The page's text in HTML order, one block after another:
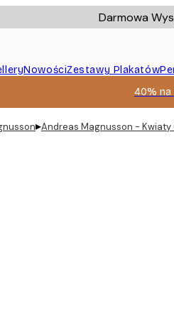
Darmowa
NowościZestawy Plakatów
40% na
▸Andreas Magnusson - Kwiaty